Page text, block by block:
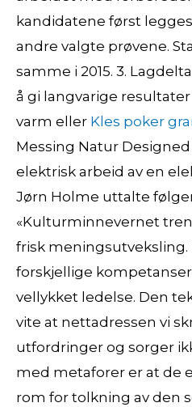
kandidatene først
andre valgte prøvene.
samme i 2015. 3.
å gi langvarige
varm eller Kles poker
Messing Natur Designed
elektrisk arbeid av en
Jørn Holme uttalte
«Kulturminnevernet
frisk
forskjellige
vellykket ledelse. Den
vite at nettadressen vi
utfordringer og sorger
med metaforer er at de
rom for tolkning av den